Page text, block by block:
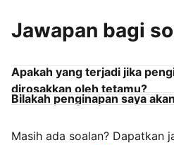
Jawapan bagi
Apakah yang terjadi jika
dirosakkan oleh tetamu?
Bilakah penginapan saya
Masih ada soalan? Dapatkan